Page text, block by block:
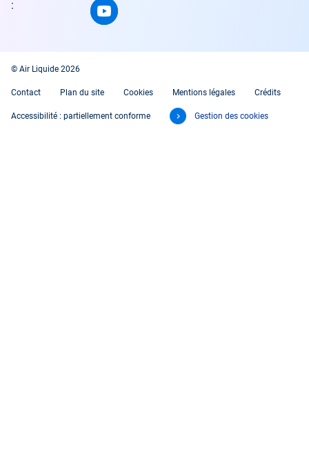
:
© Air Liquide 2026
Contact Plan du site Cookies Mentions légales Crédits
Accessibilité : partiellement conforme Gestion des cookies